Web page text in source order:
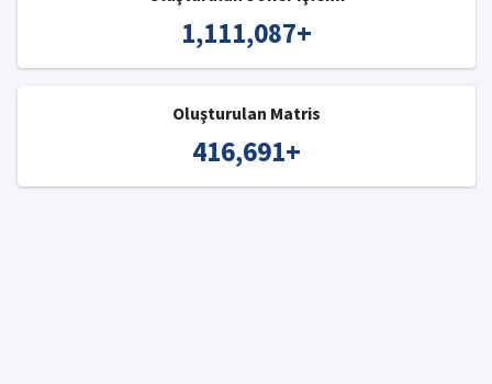
1,111,087+
Oluşturulan Matris
416,691+